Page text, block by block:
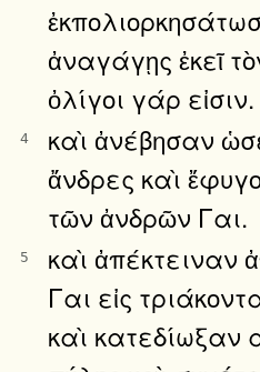
ἀναγάγῃς ἐκεῖ
ὀλίγοι γάρ εἰσιν.
4
καὶ ἀνέβησαν
ἄνδρες καὶ
τῶν ἀνδρῶν Γαι.
5
καὶ ἀπέκτειναν
Γαι εἰς
καὶ κατεδίωξαν